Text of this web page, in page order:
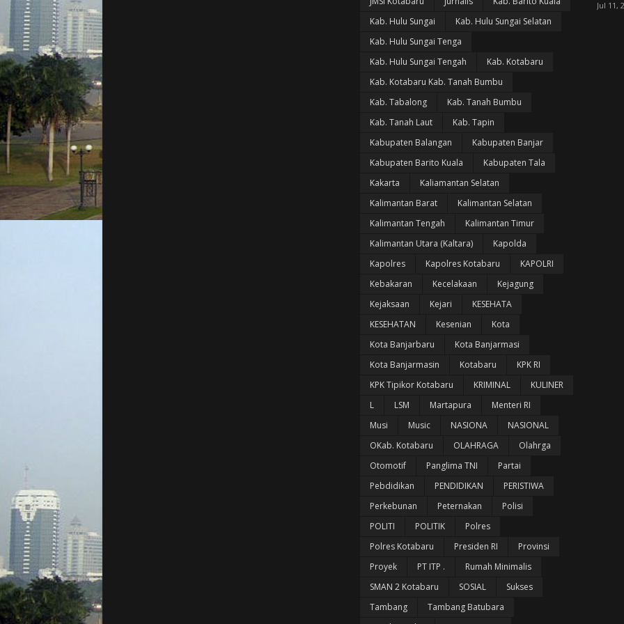
Kab. Hulu Sungai
Kab. Hulu Sungai Selatan
Kab. Hulu Sungai Tenga
Kab. Hulu Sungai Tengah
Kab. Kotabaru
Kab. Kotabaru Kab. Tanah Bumbu
Kab. Tabalong
Kab. Tanah Bumbu
Kab. Tanah Laut
Kab. Tapin
Kabupaten Balangan
Kabupaten Banjar
Kabupaten Barito Kuala
Kabupaten Tala
Kakarta
Kaliamantan Selatan
Kalimantan Barat
Kalimantan Selatan
Kalimantan Tengah
Kalimantan Timur
Kalimantan Utara (Kaltara)
Kapolda
Kapolres
Kapolres Kotabaru
KAPOLRI
Kebakaran
Kecelakaan
Kejagung
Kejaksaan
Kejari
KESEHATA
KESEHATAN
Kesenian
Kota
Kota Banjarbaru
Kota Banjarmasi
Kota Banjarmasin
Kotabaru
KPK RI
KPK Tipikor Kotabaru
KRIMINAL
KULINER
L
LSM Martapura
Menteri RI
Musi
Music NASIONA
NASIONAL
OKab. Kotabaru
OLAHRAGA
Olahrga
Otomotif
Panglima TNI
Partai
Pebdidikan
PENDIDIKAN
PERISTIWA
Perkebunan
Peternakan
Polisi
POLITI
POLITIK
Polres
Polres Kotabaru
Presiden RI
Provinsi
Proyek
PT ITP .
Rumah Minimalis
SMAN 2 Kotabaru
SOSIAL
Sukses
Tambang
Tambang Batubara
Jul 11,